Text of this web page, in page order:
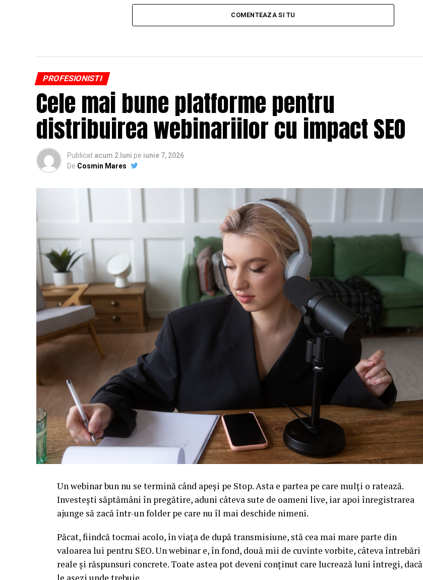
COMENTEAZA SI TU
PROFESIONISTI
Cele mai bune platforme pentru
distribuirea webinariilor cu impact SEO
Publicat acum 2 luni pe iunie 7, 2026
De Cosmin Mares
Un webinar bun nu se termină când apeși pe Stop. Asta e partea pe care mulți o ratează.
Investești săptămâni în pregătire, aduni câteva sute de oameni live, iar apoi înregistrarea
ajunge să zacă într-un folder pe care nu îl mai deschide nimeni.
Păcat, fiindcă tocmai acolo, în viața de după transmisiune, stă cea mai mare parte din
valoarea lui pentru SEO. Un webinar e, în fond, două mii de cuvinte vorbite, câteva întrebări
reale și răspunsuri concrete. Toate astea pot deveni conținut care lucrează luni întregi, dacă